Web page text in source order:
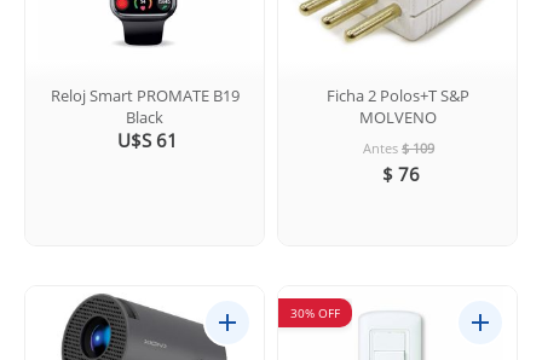
Reloj Smart PROMATE B19
Black
U$S 61
Ficha 2 Polos+T S&P
MOLVENO
Antes $ 109
$ 76
30% OFF